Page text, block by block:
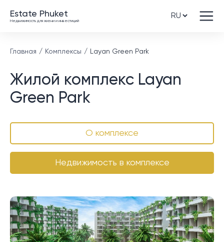
Estate Phuket
Недвижимость для жизни и инвестиций
Главная Комплексы Layan Green Park
Жилой комплекс Layan
Green Park
О комплексе
Недвижимость в комплексе